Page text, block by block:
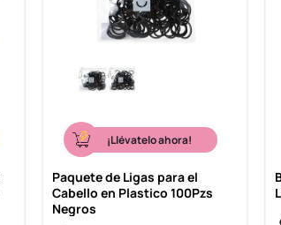
¡Llévatelo ahora!
Paquete de Ligas para el
Cabello en Plastico 100Pzs
Negros